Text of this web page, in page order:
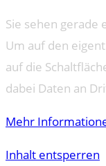
Sie sehen gerade
Um auf den
auf die
dabei Daten an
Mehr
Inhalt entsperren